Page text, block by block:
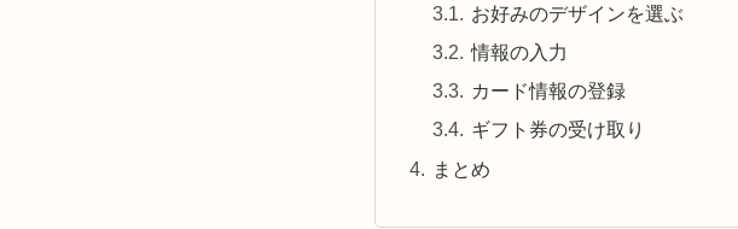
お好みのデザインを選ぶ
情報の入力
カード情報の登録
ギフト券の受け取り
まとめ